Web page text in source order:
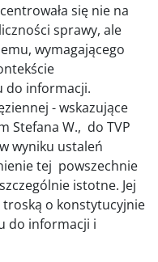
się nie na
sprawy, ale
wymagającego
do informacji.
- wskazujące
Stefana W., do TVP
wyniku ustaleń
tej powszechnie
istotne. Jej
troską o konstytucyjnie
do informacji i